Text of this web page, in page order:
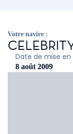
Votre navire :
Date de mise en
8 août 2009